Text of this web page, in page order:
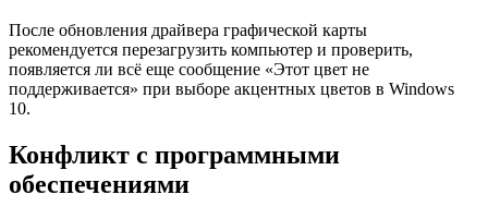
После обновления драйвера графической карты
рекомендуется перезагрузить компьютер и проверить,
появляется ли всё еще сообщение «Этот цвет не
поддерживается» при выборе акцентных цветов в Windows
10.
Конфликт с программными
обеспечениями